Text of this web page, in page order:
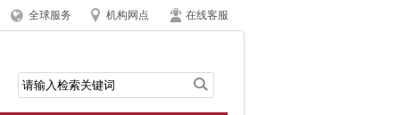
全球服务 机构网点 在线客服